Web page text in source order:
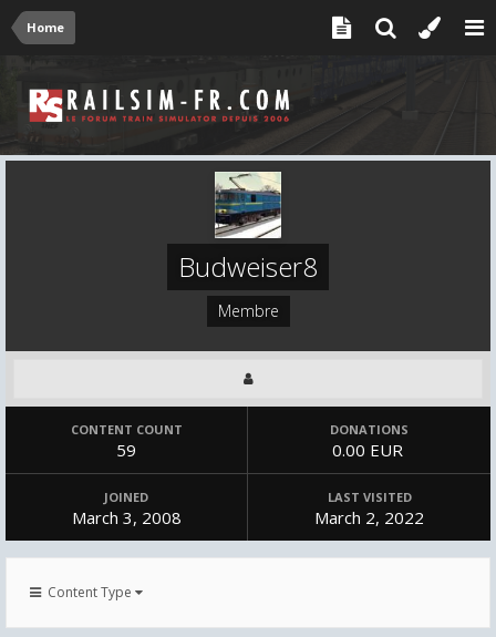
Home
Budweiser8
Membre
CONTENT COUNT
59
DONATIONS
0.00 EUR
JOINED
March 3, 2008
LAST VISITED
March 2, 2022
Content Type